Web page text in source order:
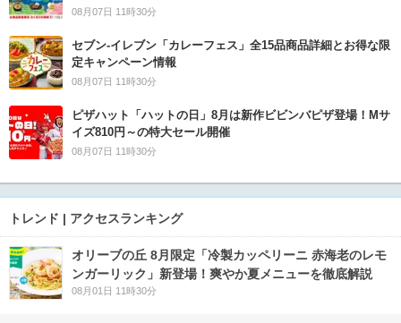
08月07日 11時30分
セブン‐イレブン「カレーフェス」全15品商品詳細とお得な限
定キャンペーン情報
08月07日 11時30分
ピザハット「ハットの日」8月は新作ビビンバピザ登場！Mサ
イズ810円～の特大セール開催
08月07日 11時30分
トレンド | アクセスランキング
オリーブの丘 8月限定「冷製カッペリーニ 赤海老のレモ
ンガーリック」新登場！爽やか夏メニューを徹底解説
08月01日 11時30分